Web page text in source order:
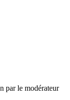
par le modérateur